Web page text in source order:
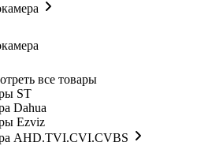
все товары
ST
Dahua
Ezviz
AHD.TVI.CVI.CVBS